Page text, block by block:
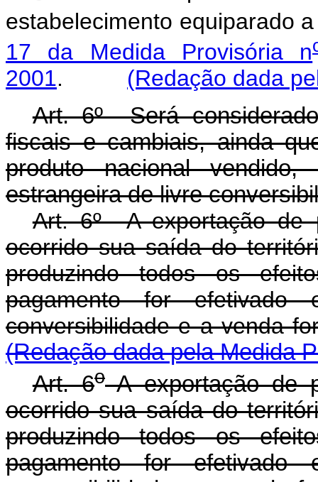
estabelecimento equiparado
17 da Medida Provisória n
2001. (Redação dada
Art. 6º Será
fiscais e cambiais, ainda
produto nacional vendido,
estrangeira de livre
Art. 6º A exportação de
ocorrido sua saída do
produzindo todos os
pagamento for efetivado
conversibilidade e a
(Redação dada pela Medida
Art. 6oA exportação de
ocorrido sua saída do
produzindo todos os
pagamento for efetivado